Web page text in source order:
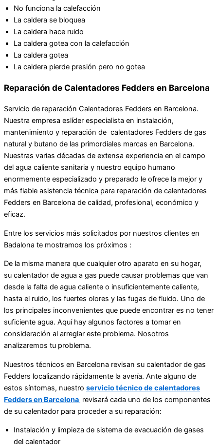
No funciona la calefacción
La caldera se bloquea
La caldera hace ruido
La caldera gotea con la calefacción
La caldera gotea
La caldera pierde presión pero no gotea
Reparación de Calentadores Fedders en Barcelona
Servicio de reparación Calentadores Fedders en Barcelona.
Nuestra empresa eslíder especialista en instalación,
mantenimiento y reparación de calentadores Fedders de gas
natural y butano de las primordiales marcas en Barcelona.
Nuestras varias décadas de extensa experiencia en el campo
del agua caliente sanitaria y nuestro equipo humano
enormemente especializado y preparado le ofrece la mejor y
más fiable asistencia técnica para reparación de calentadores
Fedders en Barcelona de calidad, profesional, económico y
eficaz.
Entre los servicios más solicitados por nuestros clientes en
Badalona te mostramos los próximos :
De la misma manera que cualquier otro aparato en su hogar,
su calentador de agua a gas puede causar problemas que van
desde la falta de agua caliente o insuficientemente caliente,
hasta el ruido, los fuertes olores y las fugas de fluido. Uno de
los principales inconvenientes que puede encontrar es no tener
suficiente agua. Aquí hay algunos factores a tomar en
consideración al arreglar este problema. Nosotros
analizaremos tu problema.
Nuestros técnicos en Barcelona revisan su calentador de gas
Fedders localizando rápidamente la avería. Ante alguno de
estos síntomas, nuestro servicio técnico de calentadores
Fedders en Barcelona revisará cada uno de los componentes
de su calentador para proceder a su reparación:
Instalación y limpieza de sistema de evacuación de gases
del calentador